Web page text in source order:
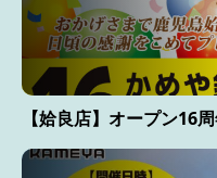
【姶良店】オープン16